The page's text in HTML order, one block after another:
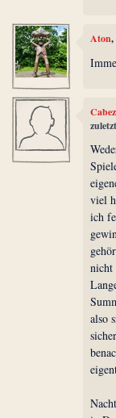
Aton,
viel
ich
nicht
also